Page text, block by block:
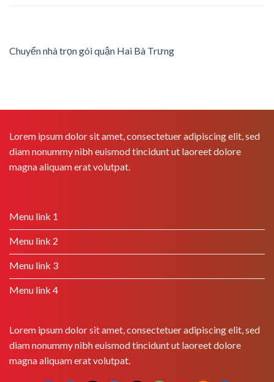
Chuyển nhà trọn gói quận Hai Bà Trưng
Lorem ipsum dolor sit amet, consectetuer adipiscing elit, sed
diam nonummy nibh euismod tincidunt ut laoreet dolore
magna aliquam erat volutpat.
Menu link 1
Menu link 2
Menu link 3
Menu link 4
Lorem ipsum dolor sit amet, consectetuer adipiscing elit, sed
diam nonummy nibh euismod tincidunt ut laoreet dolore
magna aliquam erat volutpat.